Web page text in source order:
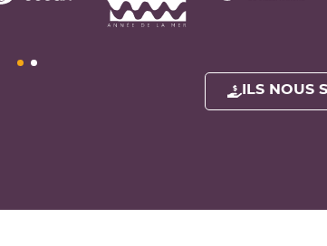
ILS NOUS